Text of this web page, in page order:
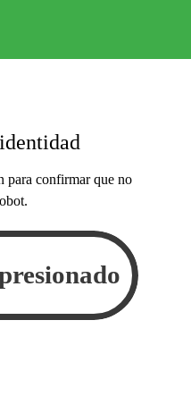
para confirmar que no